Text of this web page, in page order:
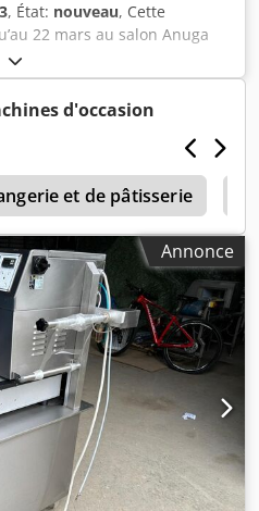
, État: nouveau, Cette
22 mars au salon Anuga
à visiter notre stand :
B079 PVS
particules pour tous les
d'occasion
et de pâtisserie
Annonce